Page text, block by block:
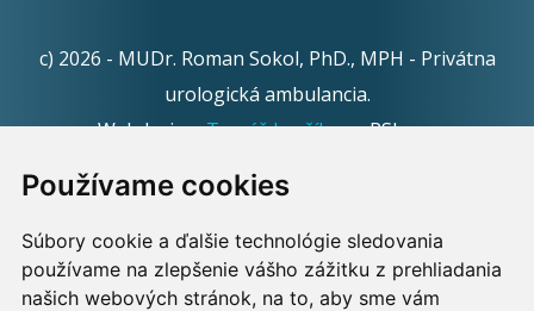
Používame cookies
Súbory cookie a ďalšie technológie sledovania
používame na zlepšenie vášho zážitku z prehliadania
našich webových stránok, na to, aby sme vám
c) 2026 - MUDr. Roman Sokol, PhD., MPH - Privátna
urologická ambulancia.
Webdesign:Tomáš Levčíkpre RSbros.
Informačná povinnosť -Ochrana osobných údajov v
podmienkach prevádzkovateľa.
Používame cookies -nastavenie cookies.